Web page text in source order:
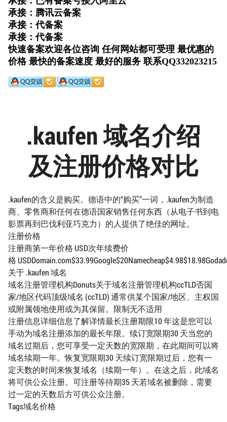
.kaufen 域名介绍
及注册价格对比
.kaufen的含义是购买。德语中的“购买”一词，.kaufen为制造
商、零售商和任何在德语国家销售任何东西（从电子书到电
影票再到巴伐利亚巧克力）的人提供了绝佳的网址。
注册价格
注册商第一年价格 USD次年续费价
格
关于 .kaufen 域名
域名注册管理机构Donuts关于域名注册管理机构ccTLD否国
家/地区代码顶级域名 (ccTLD) 通常供某个国家/地区、主权国
或附属领地使用或为其保留。限制无不适用
注册信息详细信息了解详情最长注册期限10 年这是您可以
手动为域名注册添加的最长年限。续订宽限期30 天当您的
域名过期后，您可享受一定天数的宽限期，在此期间可以将
域名续期一年。恢复宽限期30 天续订宽限期过后，您有一
定天数的时间来恢复域名（续期一年）。在这之后，此域名
将可供公众注册。可注册等待期35 天若域名被删除，需要
过一定的天数后方可供公众注册。
Tags域名价格